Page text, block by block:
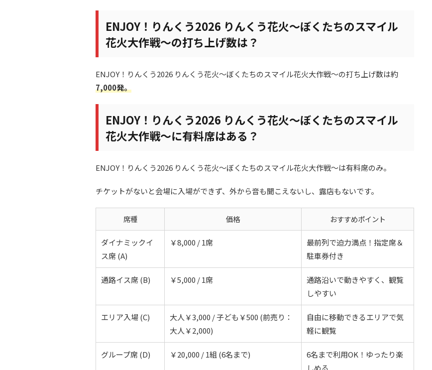
ENJOY！りんくう2026 りんくう花火～ぼくたちのスマイル
花火大作戦～の打ち上げ数は？
ENJOY！りんくう2026 りんくう花火～ぼくたちのスマイル花火大作戦～の打ち上げ数は約
7,000発。
ENJOY！りんくう2026 りんくう花火～ぼくたちのスマイル
花火大作戦～に有料席はある？
ENJOY！りんくう2026 りんくう花火～ぼくたちのスマイル花火大作戦～は有料席のみ。
チケットがないと会場に入場ができず、外から音も聞こえないし、露店もないです。
席種 価格 おすすめポイント
ダイナミックイ
ス席 (A)
￥8,000 / 1席
最前列で迫力満点！指定席＆
駐車券付き
通路イス席 (B) ￥5,000 / 1席
通路沿いで動きやすく、観覧
しやすい
エリア入場 (C)
大人￥3,000 / 子ども￥500 (前売り：
大人￥2,000)
自由に移動できるエリアで気
軽に観覧
グループ席 (D) ￥20,000 / 1組 (6名まで)
6名まで利用OK！ゆったり楽
しめる